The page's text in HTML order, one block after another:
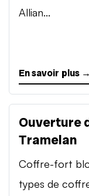
Allian...
En savoir plus →
Ouverture
Tramelan
Coffre-fort
types de